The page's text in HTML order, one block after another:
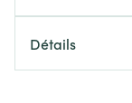
Détails